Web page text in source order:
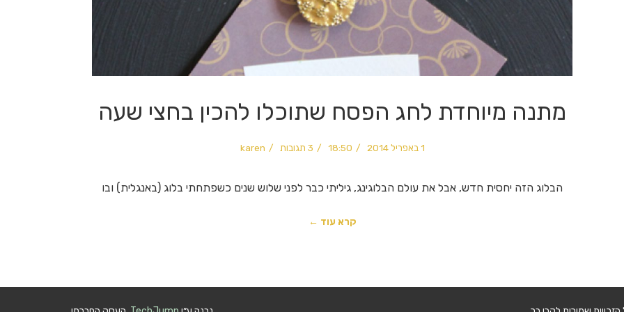
מתנה מיוחדת לחג הפסח שתוכלו להכין בחצי שעה
1 באפריל 2014 18:50 3 תגובות karen
הבלוג הזה יחסית חדש, אבל את עולם הבלוגינג, גיליתי כבר לפני שלוש שנים כשפתחתי בלוג (באנגלית) ובו
קרא עוד ←